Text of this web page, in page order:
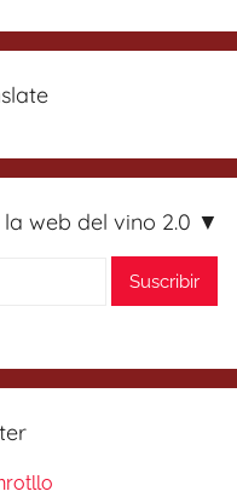
la web del vino 2.0 ▼